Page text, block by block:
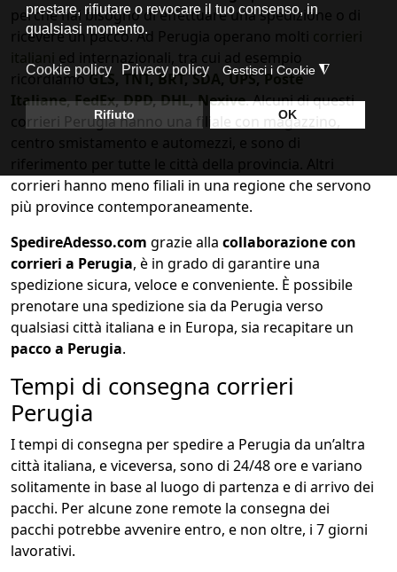
perché hai bisogno di effettuare una spedizione o di
ricevere un pacco. Ad Perugia operano molti corrieri
italiani ed internazionali, tra cui ad esempio
ricordiamoGLS,TNT,BRT,SDA,UPS,Poste
Italiane,FedEx,DPD,DHL,Nexive. Alcuni di questi
corrieri Perugia hanno una filiale con magazzino,
centro smistamento e automezzi, e sono di
riferimento per tutte le città della provincia. Altri
corrieri hanno meno filiali in una regione che servono
più province contemporaneamente.
SpedireAdesso.com grazie alla collaborazione con
corrieri a Perugia, è in grado di garantire una
spedizione sicura, veloce e conveniente. È possibile
prenotare una spedizione sia da Perugia verso
qualsiasi città italiana e in Europa, sia recapitare un
pacco a Perugia.
Tempi di consegna corrieri
Perugia
I tempi di consegna per spedire a Perugia da un’altra
città italiana, e viceversa, sono di 24/48 ore e variano
solitamente in base al luogo di partenza e di arrivo dei
pacchi. Per alcune zone remote la consegna dei
pacchi potrebbe avvenire entro, e non oltre, i 7 giorni
lavorativi.